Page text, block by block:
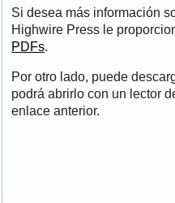
Si desea más información
Highwire Press le
PDFs.
Por otro lado, puede
podrá abrirlo con un lector
enlace anterior.